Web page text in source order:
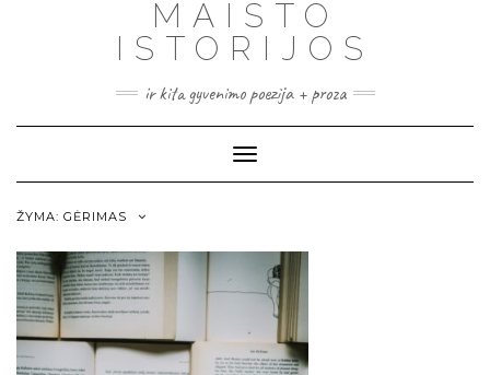
MAISTO
ISTORIJOS
ir kita gyvenimo poezija + proza
Toggle
Navigation
ŽYMA: GĖRIMAS